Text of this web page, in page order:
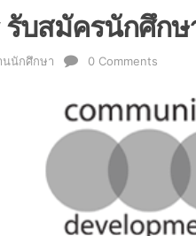
บสมัครนักศึก
นนักศึกษา 0 Comments